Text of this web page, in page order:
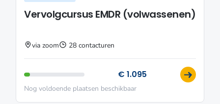
Vervolgcursus EMDR (volwassenen)
via zoom 28 contacturen
€ 1.095
Nog voldoende plaatsen beschikbaar